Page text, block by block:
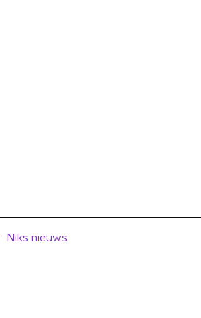
Niks nieuws